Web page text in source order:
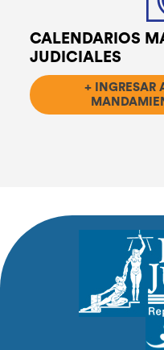
CALENDARIOS
JUDICIALES
+ INGRESAR